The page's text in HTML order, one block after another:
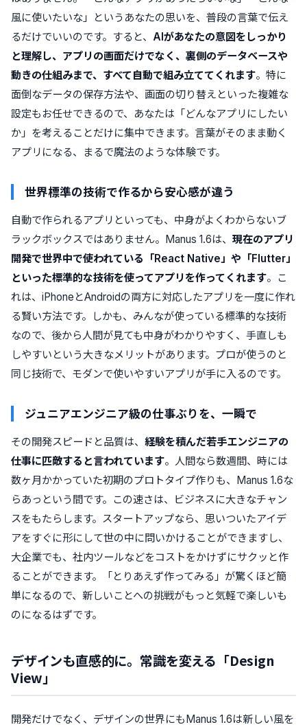
風に使いたいな」というあなたの思いを、普段の言葉で伝え
るだけでいいのです。すると、 AIがあなたの意図をしっかり
と理解し、アプリの画面だけでなく、裏側のデータベースや
動きの仕組みまで、すべて自動で組み立ててくれます。特に
面倒なデータの保存方法や、画面の切り替えといった複雑な
設定もお任せできるので、あなたは「どんなアプリにしたい
か」を考えることだけに集中できます。言葉がそのまま動く
アプリになる、まるで魔法のような体験です。
世界標準の技術で作るから安心感が違う
自動で作られるアプリといっても、中身がよくわからないブ
ラックボックスではありません。Manus 1.6は、 現在のアプリ
開発で世界中で使われている「React Native」や「Flutter」
といった標準的な技術を使ってアプリを作ってくれます。こ
れは、iPhoneとAndroidの両方に対応したアプリを一度に作れ
る賢い方法です。しかも、みんなが使っている標準的な技術
なので、後から人間が見ても中身がわかりやすく、手直しも
しやすいという大きなメリットがあります。プロが使うのと
同じ技術で、モダンで使いやすいアプリが手に入るのです。
ジュニアエンジニア級の仕事ぶりを、一瞬で
その開発スピードと品質は、 経験を積んだ若手エンジニアの
仕事に匹敵すると言われています。人間なら数週間、時には
数ヶ月かかっていた初期のプロトタイプ作りも、Manus 1.6な
らあっという間です。この速さは、ビジネスに大きなチャン
スをもたらします。スタートアップなら、思いついたアイデ
アをすぐに形にして世の中に問いかけることができますし、
大企業でも、社内ツールなどをコストをかけずにサクッと作
ることができます。「とりあえず作ってみる」が驚くほど簡
単になるので、新しいことへの挑戦がもっと気軽で楽しいも
のになるはずです。
デザインも直感的に。常識を変える「Design
View」
開発だけでなく、デザインの世界にもManus 1.6は新しい風を